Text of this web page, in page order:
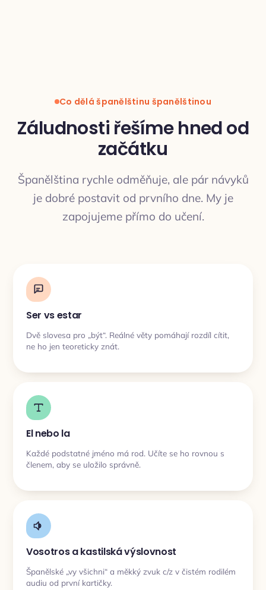
Co dělá španělštinu španělštinou
Záludnosti řešíme hned od
začátku
Španělština rychle odměňuje, ale pár návyků
je dobré postavit od prvního dne. My je
zapojujeme přímo do učení.
Ser vs estar
Dvě slovesa pro „být“. Reálné věty pomáhají rozdíl cítit,
ne ho jen teoreticky znát.
El nebo la
Každé podstatné jméno má rod. Učíte se ho rovnou s
členem, aby se uložilo správně.
Vosotros a kastilská výslovnost
Španělské „vy všichni“ a měkký zvuk c/z v čistém rodilém
audiu od první kartičky.